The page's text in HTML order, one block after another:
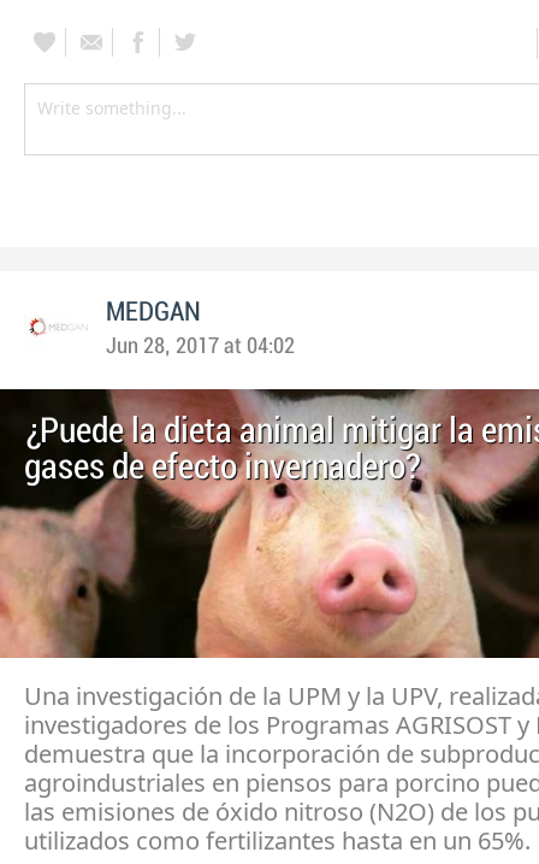
MEDGAN
Jun 28, 2017 at 04:02
¿Puede la dieta animal mitigar la
gases de efecto invernadero?
Una investigación de la UPM y la UPV,
investigadores de los Programas AGRISOST y
demuestra que la incorporación de
agroindustriales en piensos para porcino
las emisiones de óxido nitroso (N2O) de los
utilizados como fertilizantes hasta en un 65%.